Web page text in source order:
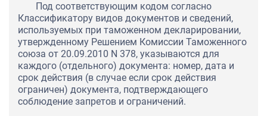
Под соответствующим кодом согласно
Классификатору видов документов и сведений,
используемых при таможенном декларировании,
утвержденному Решением Комиссии Таможенного
союза от 20.09.2010 N 378, указываются для
каждого (отдельного) документа: номер, дата и
срок действия (в случае если срок действия
ограничен) документа, подтверждающего
соблюдение запретов и ограничений.